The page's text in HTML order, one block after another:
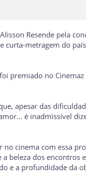
Resende pela
curta-metragem do
premiado no
apesar das
é inadmissível
no cinema com essa
beleza dos encontros
e a profundidade da